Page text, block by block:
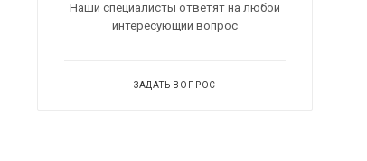
Наши специалисты ответят на любой
интересующий вопрос
ЗАДАТЬ ВОПРОС